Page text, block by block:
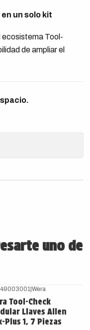
un solo kit
ecosistema Tool-
de ampliar el
uno de
|Wera
Tool-Check
Llaves Allen
Plus 1, 7 Piezas